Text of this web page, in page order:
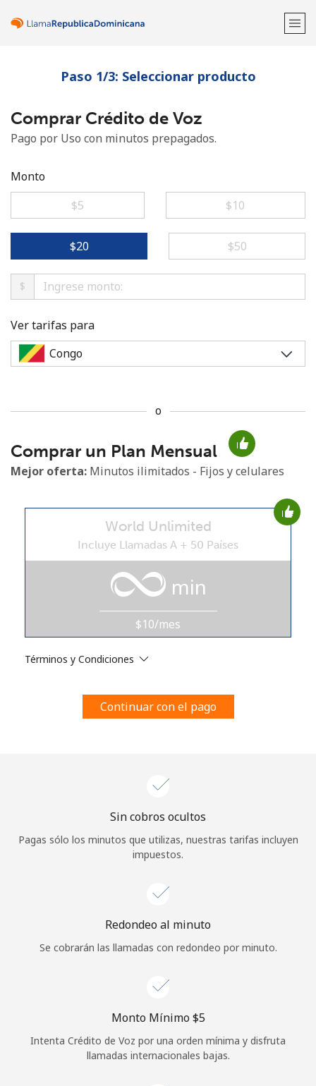
¡Bienvenido!
¿Ya tienes una cuenta?Inicia sesión →
No se ha creado una contraseña
Mínimo 8 caracteres
Una letra mayúscula y una minúscula
Un número
estosTérminos y condiciones.
Únete
¡Hola!
Inicia sesión oREGÍSTRATE →
¿Olvidaste tu contraseña? →
Continuar con
Paso 1/3: Seleccionar producto
Comprar Crédito de Voz
Pago por Uso con minutos prepagados.
Monto
⁦$5⁩
⁦$10⁩
⁦$20⁩ ⁦$50⁩
$
Ver tarifas para
o
Comprar un Plan Mensual
Mejor oferta: Minutos ilimitados - Fijos y celulares
World Unlimited
Incluye Llamadas A + 50 Países
min
$10/mes
Términos y Condiciones
Continuar con el pago
Sin cobros ocultos
Pagas sólo los minutos que utilizas, nuestras tarifas incluyen
impuestos.
Redondeo al minuto
Se cobrarán las llamadas con redondeo por minuto.
Monto Mínimo ⁦$5⁩
Intenta Crédito de Voz por una orden mínima y disfruta
llamadas internacionales bajas.